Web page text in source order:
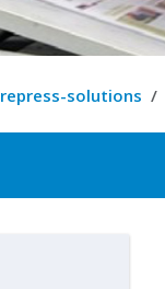
solutions